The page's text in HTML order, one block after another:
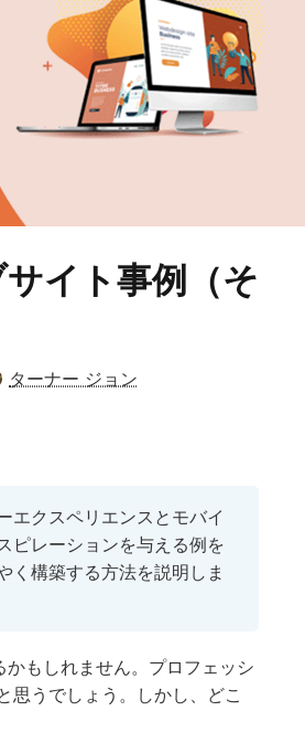
イト事例（そ
ターナー ジョン
エクスペリエンスとモバイ
ピレーションを与える例を
く構築する方法を説明しま
もしれません。プロフェッシ
思うでしょう。しかし、どこ